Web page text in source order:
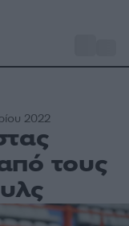
2022
τους